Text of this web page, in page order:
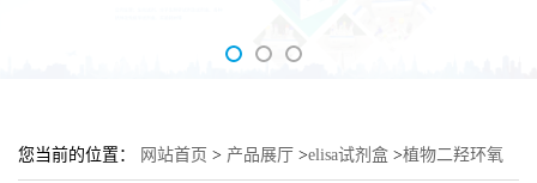
您当前的位置： 网站首页 > 产品展厅 >elisa试剂盒 >植物二羟环氧